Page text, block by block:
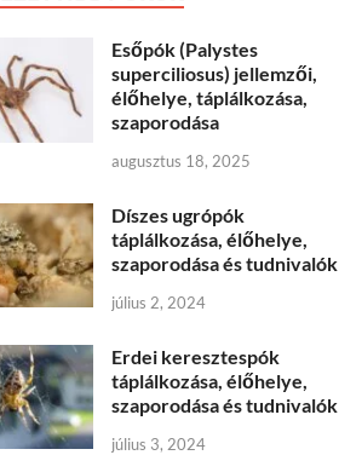
Esőpók (Palystes
superciliosus) jellemzői,
élőhelye, táplálkozása,
szaporodása
augusztus 18, 2025
Díszes ugrópók
táplálkozása, élőhelye,
szaporodása és tudnivalók
július 2, 2024
Erdei keresztespók
táplálkozása, élőhelye,
szaporodása és tudnivalók
július 3, 2024